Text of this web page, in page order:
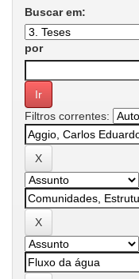
Buscar em:
por
Filtros correntes: